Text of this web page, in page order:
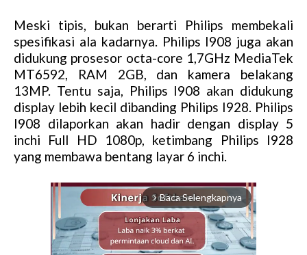
Meski tipis, bukan berarti Philips membekali
spesifikasi ala kadarnya. Philips I908 juga akan
didukung prosesor octa-core 1,7GHz MediaTek
MT6592, RAM 2GB, dan kamera belakang
13MP. Tentu saja, Philips I908 akan didukung
display lebih kecil dibanding Philips I928. Philips
I908 dilaporkan akan hadir dengan display 5
inchi Full HD 1080p, ketimbang Philips I928
yang membawa bentang layar 6 inchi.
arrow_forward_ios Baca Selengkapnya